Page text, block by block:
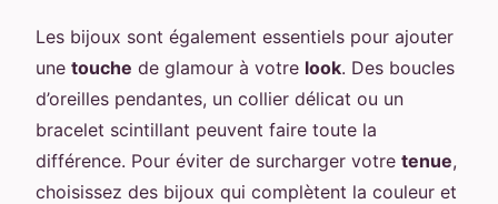
Les bijoux sont également essentiels pour ajouter
une touche de glamour à votre look. Des boucles
d’oreilles pendantes, un collier délicat ou un
bracelet scintillant peuvent faire toute la
différence. Pour éviter de surcharger votre tenue,
choisissez des bijoux qui complètent la couleur et